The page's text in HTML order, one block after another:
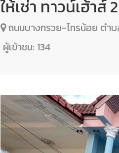
ให้เช่า ทาวน์เฮ้า
ถนนบางกรวย-ไทรน้อย ตำ
ผู้เข้าชม: 134